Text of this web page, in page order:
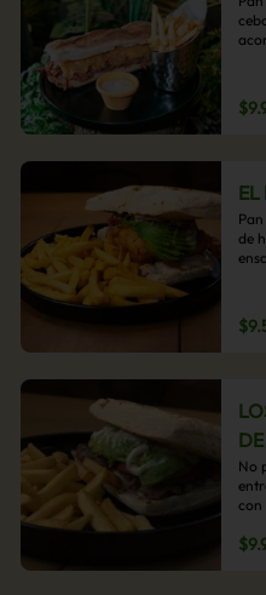
EL
de
No
con